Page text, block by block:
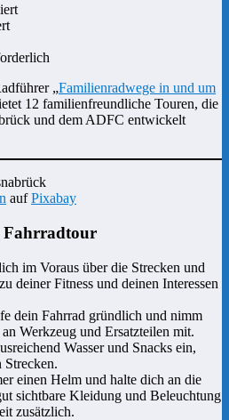
„Familienradwege in und um
12 familienfreundliche Touren, die
und dem ADFC entwickelt
aufPixabay
Fahrradtour
im Voraus über die Strecken und
deiner Fitness und deinen Interessen
dein Fahrrad gründlich und nimm
Werkzeug und Ersatzteilen mit.
Wasser und Snacks ein,
Strecken.
einen Helm und halte dich an die
sichtbare Kleidung und Beleuchtung
zusätzlich.